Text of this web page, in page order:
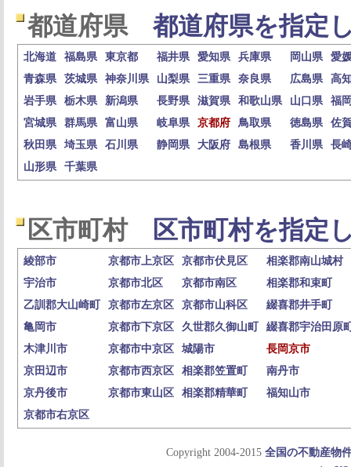
都道府県 都道府県を指定
北海道 福島県 東京都 福井県 愛知県 兵庫県 岡山県
愛
青森県
茨城県 神奈川県 山梨県 三重県 奈良県 広島県
高
岩手県
栃木県 新潟県 長野県 滋賀県 和歌山県 山口県
福
宮城県
群馬県 富山県 岐阜県 京都府 鳥取県 徳島県
佐
秋田県
埼玉県 石川県 静岡県 大阪府 島根県 香川県
長
山形県
千葉県
区市町村 区市町村を指定
綾部市 京都市上京区 京都市伏見区
相楽郡南山城村
宇治市
京都市北区 京都市南区
相楽郡和束町
乙訓郡大山崎町
京都市左京区 京都市山科区
綴喜郡井手町
亀岡市
京都市下京区 久世郡久御山町
綴喜郡宇治田原
木津川市
京都市中京区 城陽市
長岡京市
京田辺市
京都市西京区 相楽郡笠置町
南丹市
京丹後市
京都市東山区 相楽郡精華町
福知山市
京都市右京区
Copyright 2004-2015 全国の不動産物